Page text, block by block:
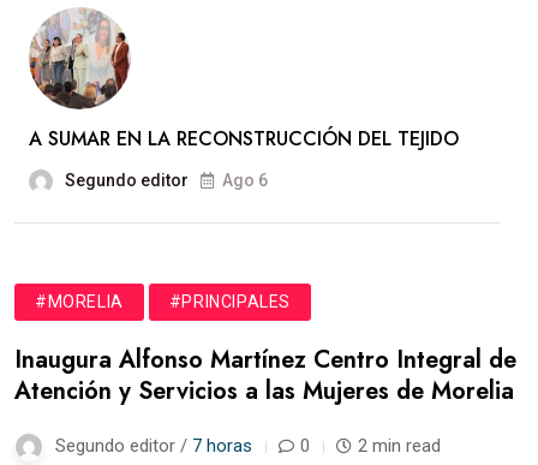
A SUMAR EN LA RECONSTRUCCIÓN DEL TEJIDO
Segundo editor Ago 6
#MORELIA #PRINCIPALES
Inaugura Alfonso Martínez Centro Integral de
Atención y Servicios a las Mujeres de Morelia
Segundo editor / 7 horas 0 2 min read